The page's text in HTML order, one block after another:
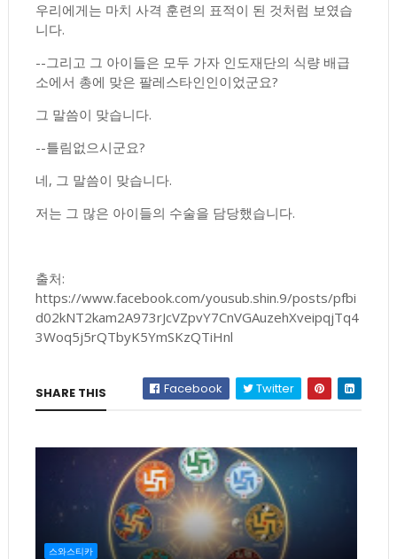
우리에게는 마치 사격 훈련의 표적이 된 것처럼 보였습
니다.
--그리고 그 아이들은 모두 가자 인도재단의 식량 배급
소에서 총에 맞은 팔레스타인인이었군요?
그 말씀이 맞습니다.
--틀림없으시군요?
네, 그 말씀이 맞습니다.
저는 그 많은 아이들의 수술을 담당했습니다.
출처:
https://www.facebook.com/yousub.shin.9/posts/pfbi
d02kNT2kam2A973rJcVZpvY7CnVGAuzehXveipqjTq4
3Woq5j5rQTbyK5YmSKzQTiHnl
SHARE THIS Facebook Twitter
스와스티카